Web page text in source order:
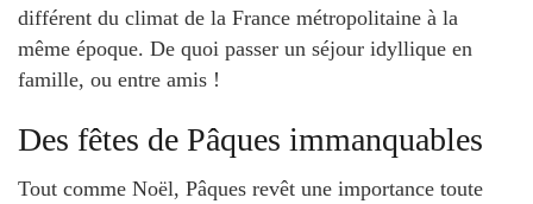
différent du climat de la France métropolitaine à la
même époque. De quoi passer un séjour idyllique en
famille, ou entre amis !
Des fêtes de Pâques immanquables
Tout comme Noël, Pâques revêt une importance toute